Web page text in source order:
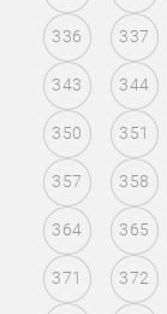
336 337
343 344
350 351
357 358
364 365
371 372